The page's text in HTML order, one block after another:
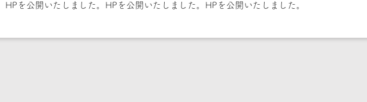
を公開いたしました。HPを公開いたしました。HPを公開いたしました。